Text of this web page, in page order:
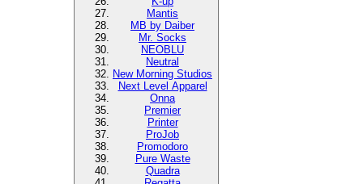
Mantis
MB by Daiber
Mr. Socks
NEOBLU
Neutral
New Morning Studios
Next Level Apparel
Onna
Premier
Printer
ProJob
Promodoro
Pure Waste
Quadra